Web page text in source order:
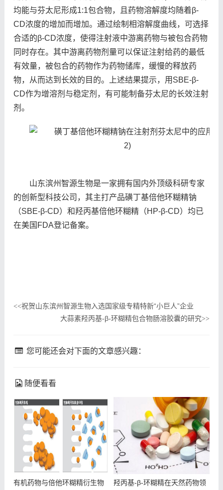
均能与芬太尼形成1:1包合物，且药物溶解度均随着β-
CD浓度的增加而增加。通过绘制相溶解度曲线，可选择
合适的β-CD浓度，使得注射液中游离药物与被包合药物
同时存在。其中游离药物剂量可以保证注射给药的最低
有效量，被包合的药物作为药物储库，缓慢的释放药
物，从而达到长效的目的。上述结果提示，用SBE-β-
CD作为增溶剂与稳定剂，有可能制备芬太尼的长效注射
剂。
山东滨州智源生物是一家拥有国内外顶级科研专家
的创新型科技公司，其主打产品磺丁基倍他环糊精钠
（SBE-β-CD）和羟丙基倍他环糊精（HP-β-CD）均已
在美国FDA登记备案。
<<祝贺山东滨州智源生物入选国家级专精特新“小巨人”企业
大蒜素羟丙基-β-环糊精包合物肠溶胶囊的研究>>
您可能还会对下面的文章感兴趣：
随便看看
有机药物与倍他环糊精衍生物
羟丙基-β-环糊精在天然药物领